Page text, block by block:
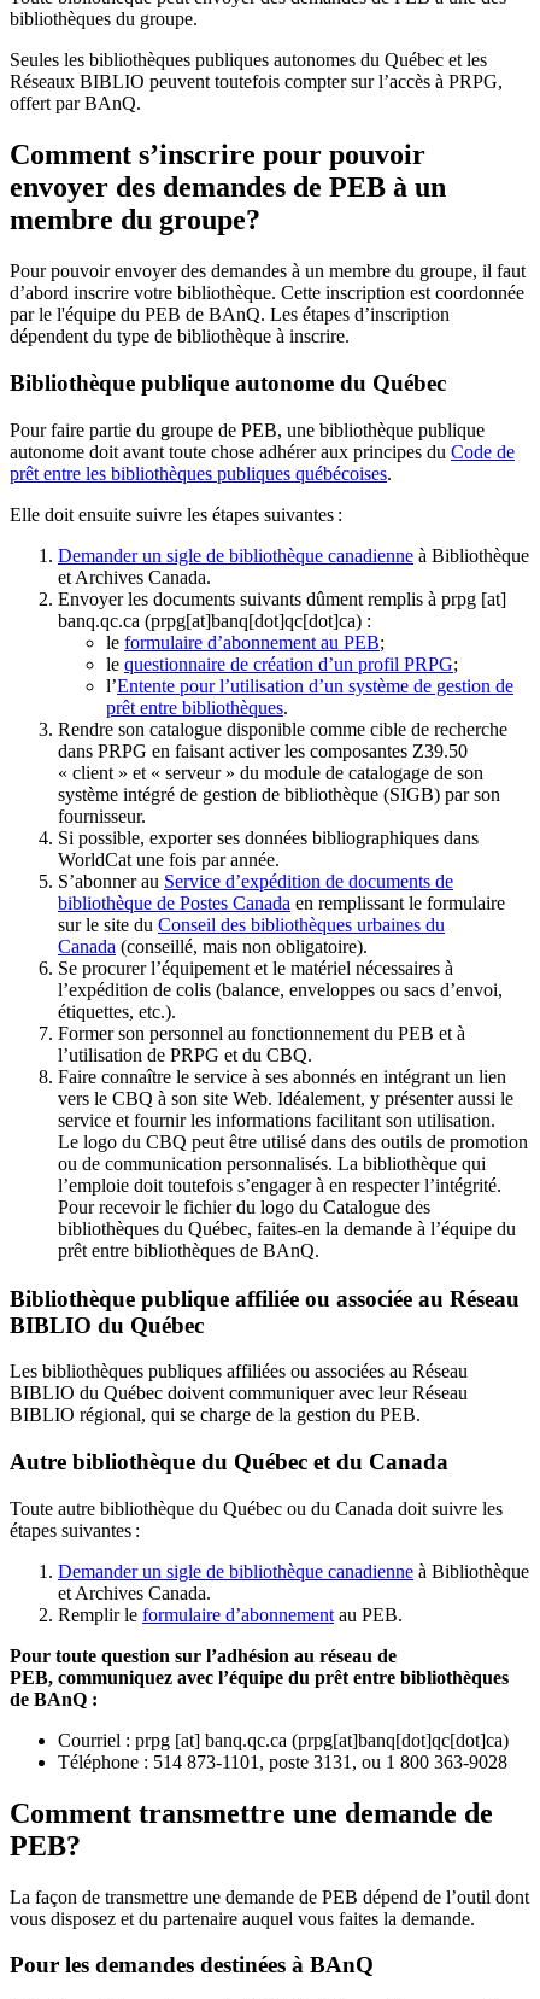
bibliothèques du groupe.
Seules les bibliothèques publiques autonomes du Québec et les
Réseaux BIBLIO peuvent toutefois compter sur l’accès à PRPG,
offert par BAnQ.
Comment s’inscrire pour pouvoir
envoyer des demandes de PEB à un
membre du groupe?
Pour pouvoir envoyer des demandes à un membre du groupe, il faut
d’abord inscrire votre bibliothèque. Cette inscription est coordonnée
par le l'équipe du PEB de BAnQ. Les étapes d’inscription
dépendent du type de bibliothèque à inscrire.
Bibliothèque publique autonome du Québec
Pour faire partie du groupe de PEB, une bibliothèque publique
autonome doit avant toute chose adhérer aux principes du Code de
prêt entre les bibliothèques publiques québécoises.
Elle doit ensuite suivre les étapes suivantes :
Demander un sigle de bibliothèque canadienne à Bibliothèque
et Archives Canada.
Envoyer les documents suivants dûment remplis à prpg [at]
banq.qc.ca (prpg[at]banq[dot]qc[dot]ca) :
le formulaire d’abonnement au PEB;
le questionnaire de création d’un profil PRPG;
l’Entente pour l’utilisation d’un système de gestion de
prêt entre bibliothèques.
Rendre son catalogue disponible comme cible de recherche
dans PRPG en faisant activer les composantes Z39.50
« client » et « serveur » du module de catalogage de son
système intégré de gestion de bibliothèque (SIGB) par son
fournisseur.
Si possible, exporter ses données bibliographiques dans
WorldCat une fois par année.
S’abonner au Service d’expédition de documents de
bibliothèque de Postes Canada en remplissant le formulaire
sur le site du Conseil des bibliothèques urbaines du
Canada (conseillé, mais non obligatoire).
Se procurer l’équipement et le matériel nécessaires à
l’expédition de colis (balance, enveloppes ou sacs d’envoi,
étiquettes, etc.).
Former son personnel au fonctionnement du PEB et à
l’utilisation de PRPG et du CBQ.
Faire connaître le service à ses abonnés en intégrant un lien
vers le CBQ à son site Web. Idéalement, y présenter aussi le
service et fournir les informations facilitant son utilisation.
Le logo du CBQ peut être utilisé dans des outils de promotion
ou de communication personnalisés. La bibliothèque qui
l’emploie doit toutefois s’engager à en respecter l’intégrité.
Pour recevoir le fichier du logo du Catalogue des
bibliothèques du Québec, faites-en la demande à l’équipe du
prêt entre bibliothèques de BAnQ.
Bibliothèque publique affiliée ou associée au Réseau
BIBLIO du Québec
Les bibliothèques publiques affiliées ou associées au Réseau
BIBLIO du Québec doivent communiquer avec leur Réseau
BIBLIO régional, qui se charge de la gestion du PEB.
Autre bibliothèque du Québec et du Canada
Toute autre bibliothèque du Québec ou du Canada doit suivre les
étapes suivantes :
Demander un sigle de bibliothèque canadienne à Bibliothèque
et Archives Canada.
Remplir le formulaire d’abonnement au PEB.
Pour toute question sur l’adhésion au réseau de
PEB, communiquez avec l’équipe du prêt entre bibliothèques
de BAnQ :
Courriel : prpg [at] banq.qc.ca (prpg[at]banq[dot]qc[dot]ca)
Téléphone : 514 873-1101, poste 3131, ou 1 800 363-9028
Comment transmettre une demande de
PEB?
La façon de transmettre une demande de PEB dépend de l’outil dont
vous disposez et du partenaire auquel vous faites la demande.
Pour les demandes destinées à BAnQ